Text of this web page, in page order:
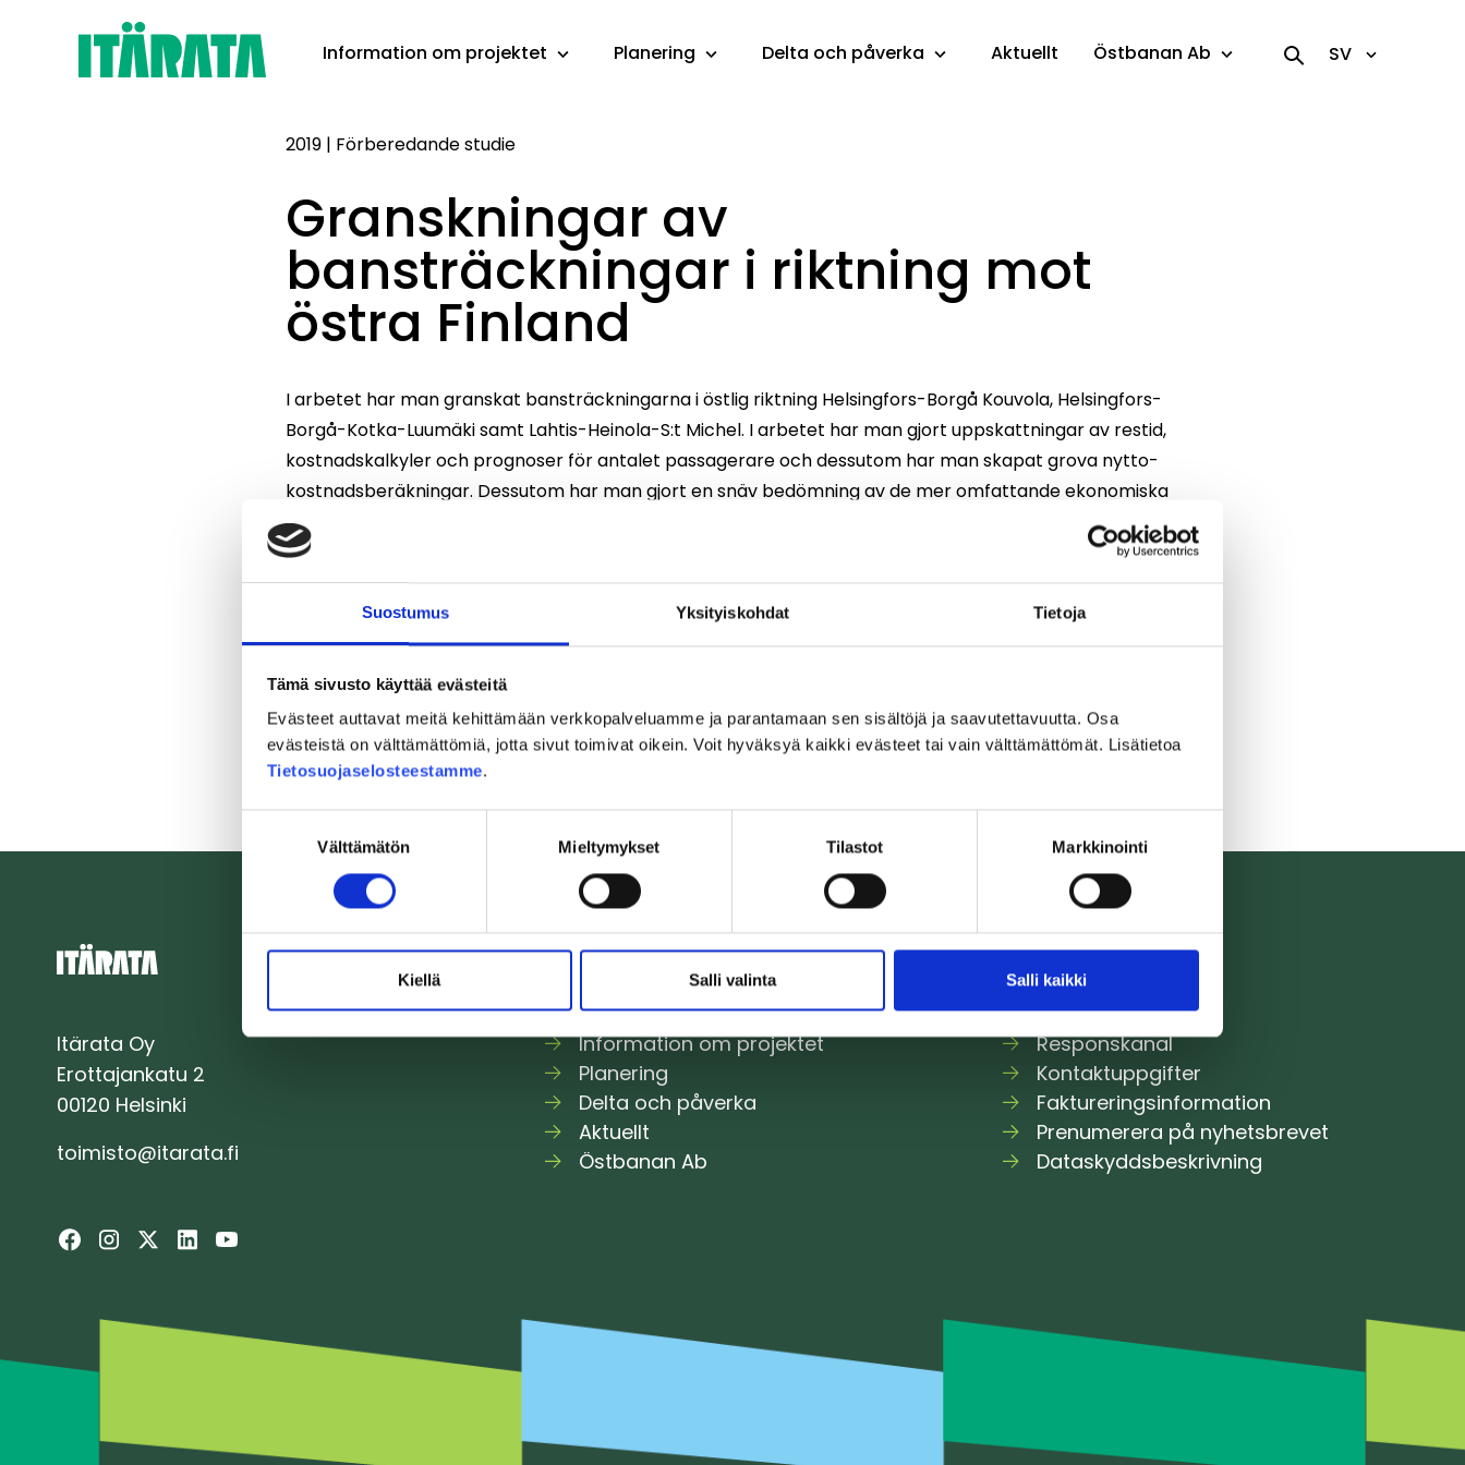
Suostumus Yksityiskohdat Tietoja
Tämä sivusto käyttää evästeitä
Evästeet auttavat meitä kehittämään verkkopalveluamme ja parantamaan sen sisältöjä ja saavutettavuutta. Osa
evästeistä on välttämättömiä, jotta sivut toimivat oikein. Voit hyväksyä kaikki evästeet tai vain välttämättömät. Lisätietoa
Tietosuojaselosteestamme.
valinta
Välttämätön Mieltymykset Tilastot Markkinointi
Kiellä Salli valinta Salli kaikki
Information om projektet Planering Delta och påverka Aktuellt Östbanan Ab SV
2019 | Förberedande studie
Granskningar av
bansträckningar i riktning mot
östra Finland
I arbetet har man granskat bansträckningarna i östlig riktning Helsingfors-Borgå Kouvola, Helsingfors-
Borgå-Kotka-Luumäki samt Lahtis-Heinola-S:t Michel. I arbetet har man gjort uppskattningar av restid,
kostnadskalkyler och prognoser för antalet passagerare och dessutom har man skapat grova nytto-
kostnadsberäkningar. Dessutom har man gjort en snäv bedömning av de mer omfattande ekonomiska
konsekvenserna av bansträckningen Helsingfors–Borgå–Kouvola.
Porvoo-Kotka-Luumäki; Lahti-Heinola-Mikkeli 2019 Väylävirasto
Itärata Oy
Erottajankatu 2
00120 Helsinki
toimisto@itarata.fi
Information om projektet
Planering
Delta och påverka
Aktuellt
Östbanan Ab
Responskanal
Kontaktuppgifter
Faktureringsinformation
Prenumerera på nyhetsbrevet
Dataskyddsbeskrivning